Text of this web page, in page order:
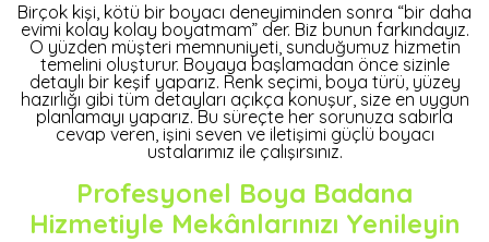
Birçok kişi, kötü bir boyacı deneyiminden sonra “bir daha
evimi kolay kolay boyatmam” der. Biz bunun farkındayız.
O yüzden müşteri memnuniyeti, sunduğumuz hizmetin
temelini oluşturur. Boyaya başlamadan önce sizinle
detaylı bir keşif yaparız. Renk seçimi, boya türü, yüzey
hazırlığı gibi tüm detayları açıkça konuşur, size en uygun
planlamayı yaparız. Bu süreçte her sorunuza sabırla
cevap veren, işini seven ve iletişimi güçlü boyacı
ustalarımız ile çalışırsınız.
Profesyonel Boya Badana
Hizmetiyle Mekânlarınızı Yenileyin